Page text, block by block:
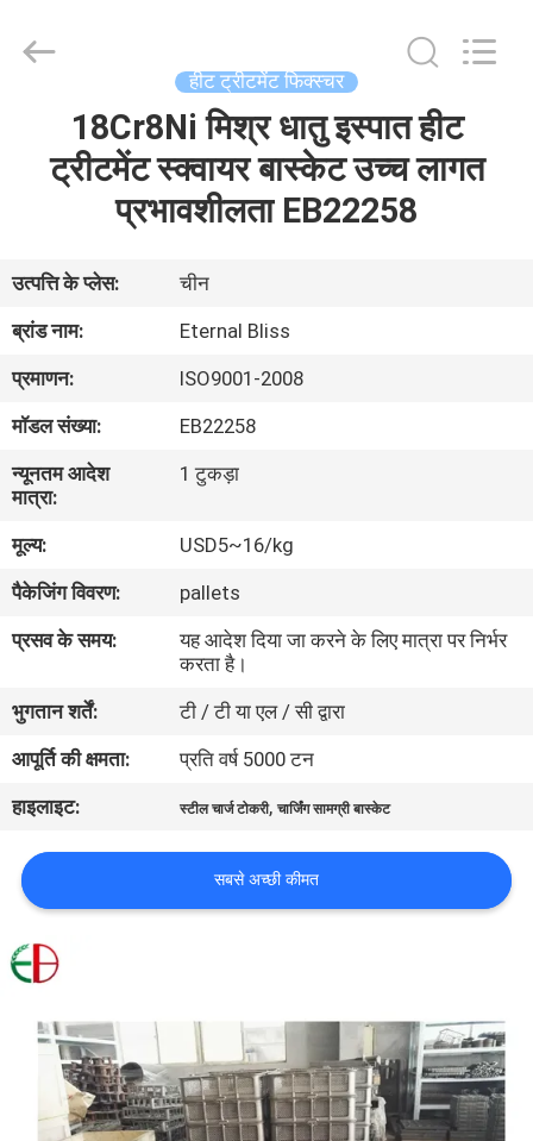
वीडियो
बारे
में
कारखाना
भ्रमण
गुणवत्ता
संपर्क
करें
समाचार
एक
उद्धरण
विनती
करे
Casting
हीट ट्रीटमेंट फिक्स्चर
18Cr8Ni मिश्र धातु इस्पात हीट
ट्रीटमेंट स्क्वायर बास्केट उच्च लागत
प्रभावशीलता EB22258
उत्पत्ति के प्लेस:
चीन
ब्रांड नाम:
Eternal Bliss
प्रमाणन:
ISO9001-2008
मॉडल संख्या:
EB22258
न्यूनतम आदेश
मात्रा:
1 टुकड़ा
मूल्य:
USD5~16/kg
पैकेजिंग विवरण:
pallets
प्रसव के समय:
यह आदेश दिया जा करने के लिए मात्रा पर निर्भर
करता है।
भुगतान शर्तें:
टी / टी या एल / सी द्वारा
आपूर्ति की क्षमता:
प्रति वर्ष 5000 टन
हाइलाइट:
स्टील चार्ज टोकरी,चार्जिंग सामग्री बास्केट
सबसे अच्छी कीमत